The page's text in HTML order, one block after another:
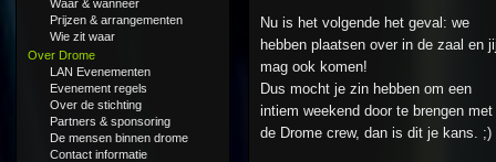
Waar & wanneer
Prijzen & arrangementen
Wie zit waar
Over Drome
LAN Evenementen
Evenement regels
Over de stichting
Partners & sponsoring
De mensen binnen drome
Contact informatie
Nu is het volgende het geval: we
hebben plaatsen over in de zaal en
mag ook komen!
Dus mocht je zin hebben om een
intiem weekend door te brengen met
de Drome crew, dan is dit je kans. ;)